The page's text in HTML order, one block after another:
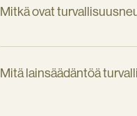
Mitkä ovat
Mitä lainsäädäntöä